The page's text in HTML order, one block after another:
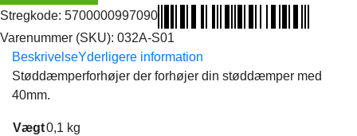
antal
Stregkode: 5700000997090
Varenummer (SKU): 032A-S01
BeskrivelseYderligere information
Støddæmperforhøjer der forhøjer din støddæmper med
40mm.
Vægt0,1 kg